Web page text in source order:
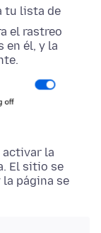
tu lista de
el rastreo
en él, y la
activar la
El sitio se
página se